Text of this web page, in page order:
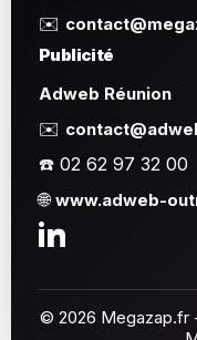
✉️
Publicité
Adweb Réunion
✉️
☎️ 02 62 97 32 00
🌐www.adweb-
© 2026 Megazap.fr